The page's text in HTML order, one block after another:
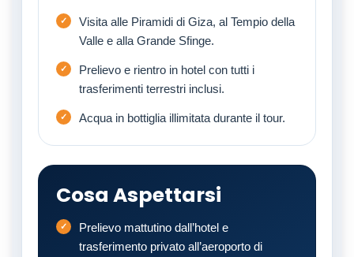
Visita alle Piramidi di Giza, al Tempio della
Valle e alla Grande Sfinge.
Prelievo e rientro in hotel con tutti i
trasferimenti terrestri inclusi.
Acqua in bottiglia illimitata durante il tour.
Cosa Aspettarsi
Prelievo mattutino dall’hotel e
trasferimento privato all’aeroporto di